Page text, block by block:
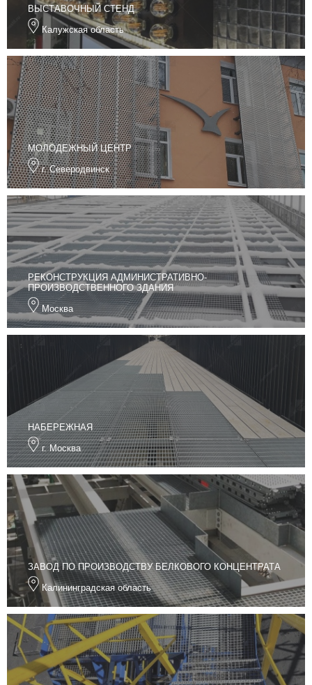
ВЫСТАВОЧНЫЙ СТЕНД
Калужская область
МОЛОДЕЖНЫЙ ЦЕНТР
г. Северодвинск
РЕКОНСТРУКЦИЯ АДМИНИСТРАТИВНО-
ПРОИЗВОДСТВЕННОГО ЗДАНИЯ
Москва
НАБЕРЕЖНАЯ
г. Москва
ЗАВОД ПО ПРОИЗВОДСТВУ БЕЛКОВОГО КОНЦЕНТРАТА
Калининградская область